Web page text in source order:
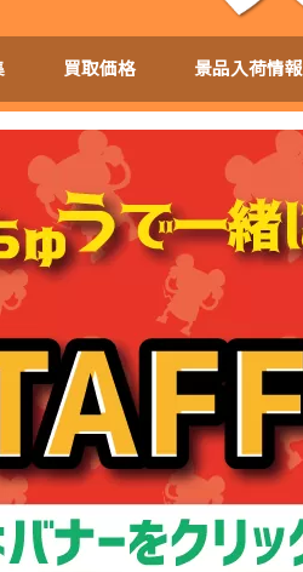
買取価格 景品入荷情報